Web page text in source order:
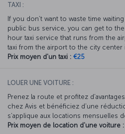
TAXI :
If you don’t want to waste time
public bus service, you can get to
hour taxi service that runs from the
taxi from the airport to the city center
Prix moyen d'un taxi : €25
LOUER UNE VOITURE :
Prenez la route et profitez
chez Avis et bénéficiez d’une
s’applique aux locations mensuelles
Prix moyen de location d'une voiture :